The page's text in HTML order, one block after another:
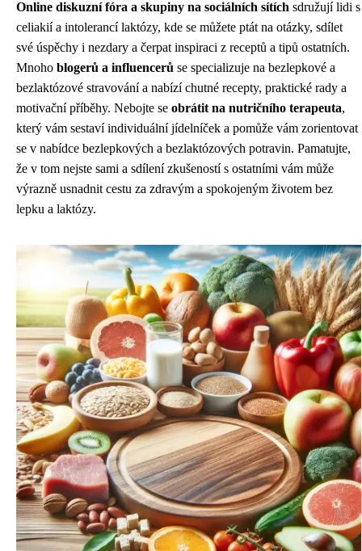
Online diskuzní fóra a skupiny na sociálních sítích sdružují lidi s
celiakií a intolerancí laktózy, kde se můžete ptát na otázky, sdílet
své úspěchy i nezdary a čerpat inspiraci z receptů a tipů ostatních.
Mnoho blogerů a influencerů se specializuje na bezlepkové a
bezlaktózové stravování a nabízí chutné recepty, praktické rady a
motivační příběhy. Nebojte se obrátit na nutričního terapeuta,
který vám sestaví individuální jídelníček a pomůže vám zorientovat
se v nabídce bezlepkových a bezlaktózových potravin. Pamatujte,
že v tom nejste sami a sdílení zkušeností s ostatními vám může
výrazně usnadnit cestu za zdravým a spokojeným životem bez
lepku a laktózy.